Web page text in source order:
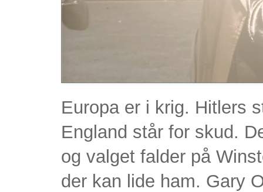
Europa er i krig. Hitlers
England står for skud.
og valget falder på
der kan lide ham. Gary